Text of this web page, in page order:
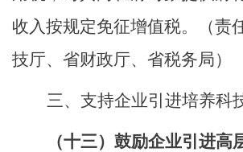
收入按规定免征增值税。
（责
技厅、省财政厅、省税务局）
三、支持企业引进培养科
（十三） 鼓励企业引进高